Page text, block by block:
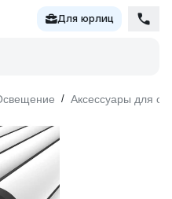
Для юрлиц
/ Аксессуары для